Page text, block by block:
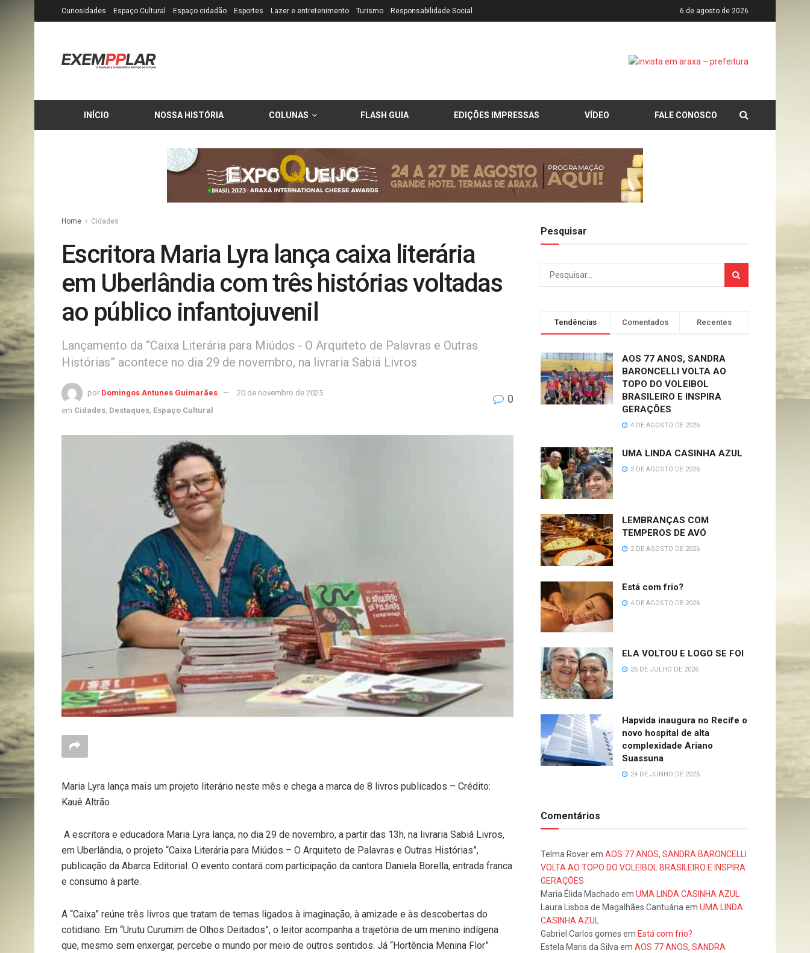
Curiosidades Espaço Cultural Espaço cidadão Esportes Lazer e entretenimento Turismo Responsabilidade Social 6 de agosto de 2026
INÍCIO NOSSA HISTÓRIA COLUNAS FLASH GUIA EDIÇÕES IMPRESSAS VÍDEO FALE CONOSCO
Home Cidades
Escritora Maria Lyra lança caixa literária
em Uberlândia com três histórias voltadas
ao público infantojuvenil
Lançamento da “Caixa Literária para Miúdos - O Arquiteto de Palavras e Outras
Histórias” acontece no dia 29 de novembro, na livraria Sabiá Livros
por Domingos Antunes Guimarães
20 de novembro de 2025
em Cidades Destaques Espaço Cultural
0
Maria Lyra lança mais um projeto literário neste mês e chega a marca de 8 livros publicados – Crédito:
Kauê Altrão
A escritora e educadora Maria Lyra lança, no dia 29 de novembro, a partir das 13h, na livraria Sabiá Livros,
em Uberlândia, o projeto “Caixa Literária para Miúdos – O Arquiteto de Palavras e Outras Histórias”,
publicação da Abarca Editorial. O evento contará com participação da cantora Daniela Borella, entrada franca
e consumo à parte.
A “Caixa” reúne três livros que tratam de temas ligados à imaginação, à amizade e às descobertas do
cotidiano. Em “Urutu Curumim de Olhos Deitados”, o leitor acompanha a trajetória de um menino indígena
que, mesmo sem enxergar, percebe o mundo por meio de outros sentidos. Já “Hortência Menina Flor”
Pesquisar
Tendências Comentados Recentes
AOS 77 ANOS, SANDRA
BARONCELLI VOLTA AO
TOPO DO VOLEIBOL
BRASILEIRO E INSPIRA
GERAÇÕES
4 DE AGOSTO DE 2026
UMA LINDA CASINHA AZUL
2 DE AGOSTO DE 2026
LEMBRANÇAS COM
TEMPEROS DE AVÓ
2 DE AGOSTO DE 2026
Está com frio?
4 DE AGOSTO DE 2026
ELA VOLTOU E LOGO SE FOI
26 DE JULHO DE 2026
Hapvida inaugura no Recife o
novo hospital de alta
complexidade Ariano
Suassuna
24 DE JUNHO DE 2025
Comentários
Telma Roverem AOS 77 ANOS, SANDRA BARONCELLI
VOLTA AO TOPO DO VOLEIBOL BRASILEIRO E INSPIRA
GERAÇÕES
Maria Élida Machado em UMA LINDA CASINHA AZUL
Laura Lisboa de Magalhães Cantuária em UMA LINDA
CASINHA AZUL
Gabriel Carlos gomes em Está com frio?
Estela Maris da Silva em AOS 77 ANOS, SANDRA